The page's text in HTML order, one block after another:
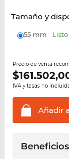
Tamaño y
55 mm
Precio de venta
$
IVA y tasas no
Añadir